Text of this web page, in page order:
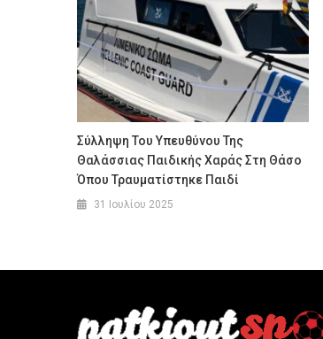
Σύλληψη Του Υπευθύνου Της
Θαλάσσιας Παιδικής Χαράς Στη Θάσο
Όπου Τραυματίστηκε Παιδί
31 Ιουλίου 2025